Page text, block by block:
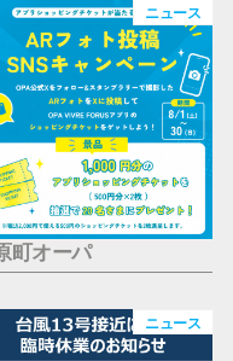
ニュース
町オーパ
ニュース